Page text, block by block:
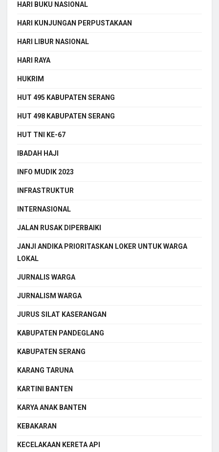
HARI BUKU NASIONAL
HARI KUNJUNGAN PERPUSTAKAAN
HARI LIBUR NASIONAL
HARI RAYA
HUKRIM
HUT 495 KABUPATEN SERANG
HUT 498 KABUPATEN SERANG
HUT TNI KE-67
IBADAH HAJI
INFO MUDIK 2023
INFRASTRUKTUR
INTERNASIONAL
JALAN RUSAK DIPERBAIKI
JANJI ANDIKA PRIORITASKAN LOKER UNTUK WARGA
LOKAL
JURNALIS WARGA
JURNALISM WARGA
JURUS SILAT KASERANGAN
KABUPATEN PANDEGLANG
KABUPATEN SERANG
KARANG TARUNA
KARTINI BANTEN
KARYA ANAK BANTEN
KEBAKARAN
KECELAKAAN KERETA API